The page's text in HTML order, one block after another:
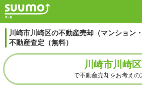
川崎市川崎区の不動産売却（マンション
不動産査定（無料）
川崎市川崎区
で不動産売却をお考えの